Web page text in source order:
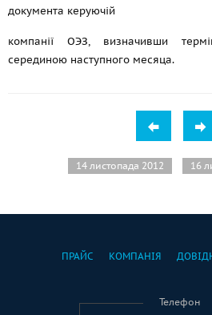
документа керуючій
компанії ОЭЗ, визначивши
серединою наступного месяца.
14 листопада 2012 16
ПРАЙС КОМПАНІЯ
Телефон